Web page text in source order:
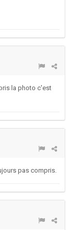
la photo c'est
pas compris.